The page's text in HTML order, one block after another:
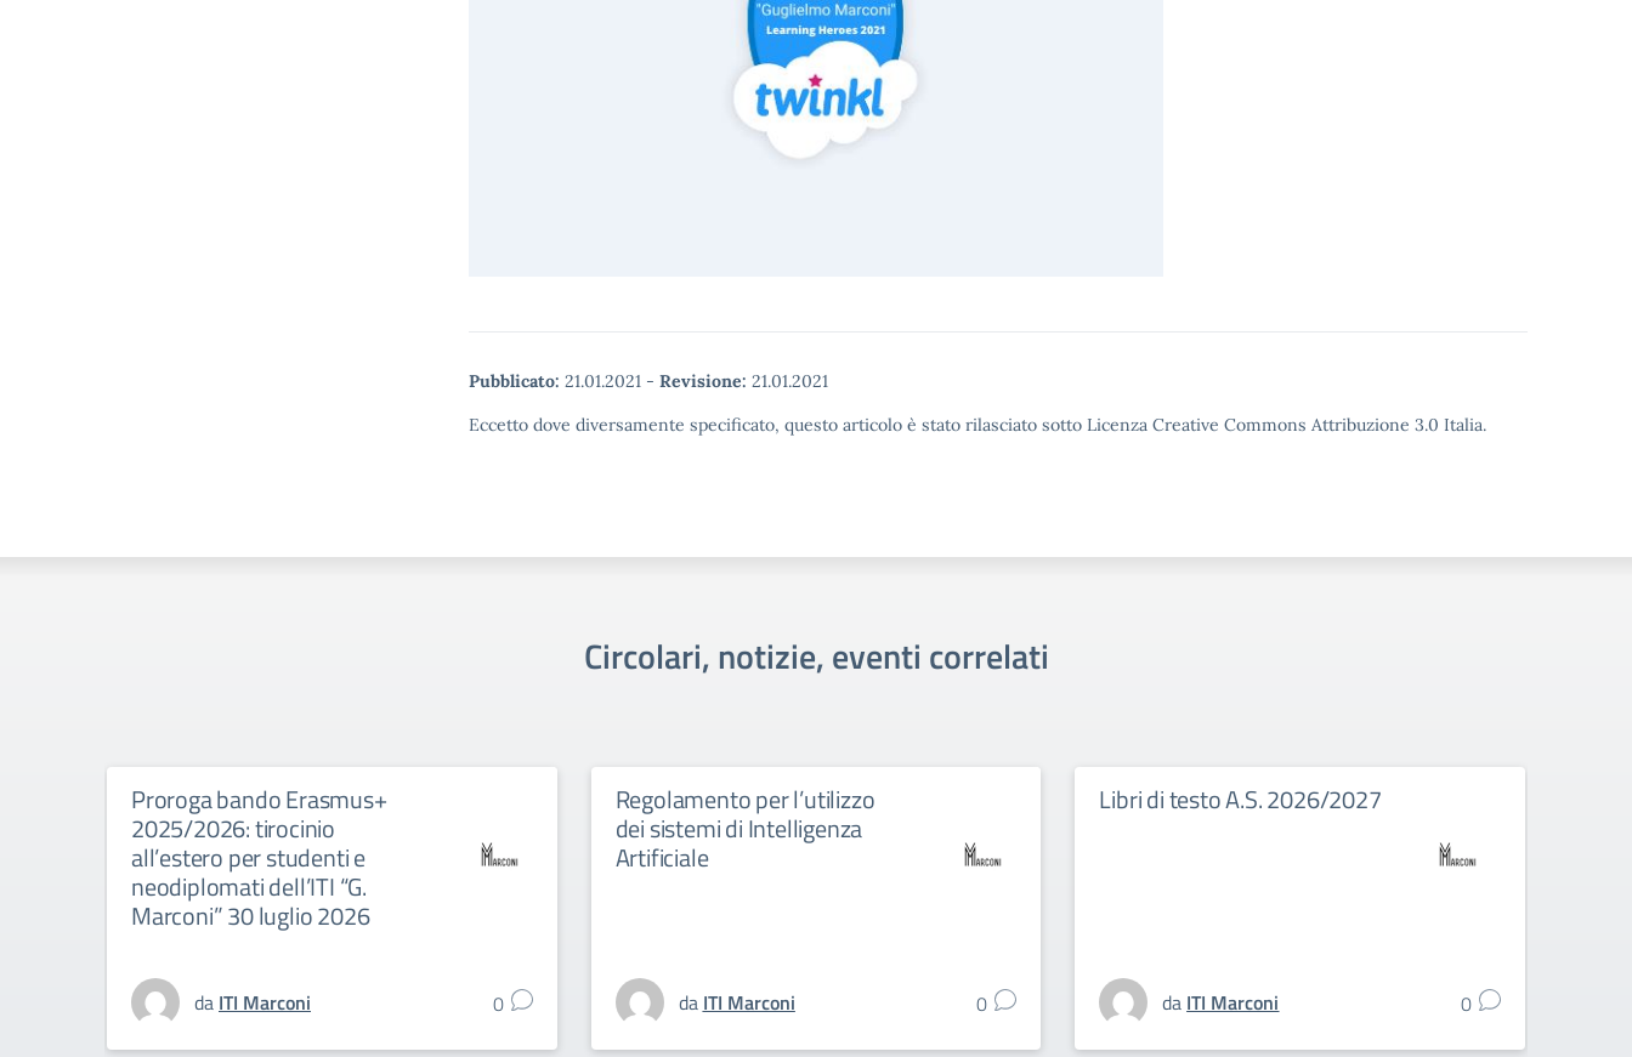
Pubblicato: 21.01.2021 - Revisione: 21.01.2021
Eccetto dove diversamente specificato, questo articolo è stato rilasciato sotto Licenza Creative Commons Attribuzione 3.0 Italia.
Circolari, notizie, eventi correlati
Proroga bando Erasmus+
2025/2026: tirocinio
all’estero per studenti e
neodiplomati dell’ITI “G.
Marconi” 30 luglio 2026
da ITI Marconi 0
Regolamento per l’utilizzo
dei sistemi di Intelligenza
Artificiale
da ITI Marconi 0
Libri di testo A.S. 2026/2027
da ITI Marconi 0